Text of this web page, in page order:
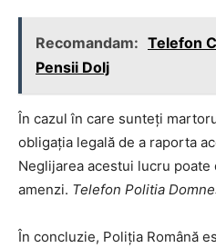
Recomandam: Telefon
Pensii Dolj
În cazul în care sunteți
obligația legală de a raporta
Neglijarea acestui lucru poate
amenzi. Telefon Politia
În concluzie, Poliția Română